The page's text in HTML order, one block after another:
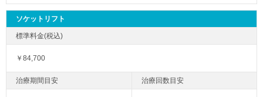
ソケットリフト
￥84,700